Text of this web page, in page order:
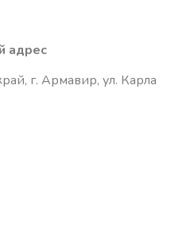
адрес
г. Армавир, ул. Карла